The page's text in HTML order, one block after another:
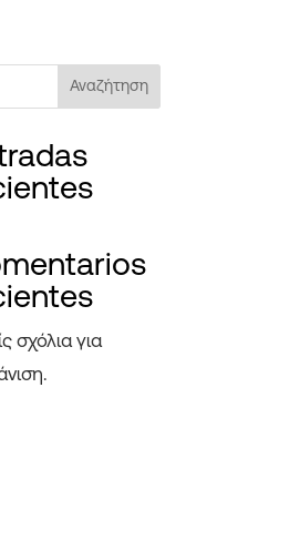
Αναζήτηση
σχόλια για